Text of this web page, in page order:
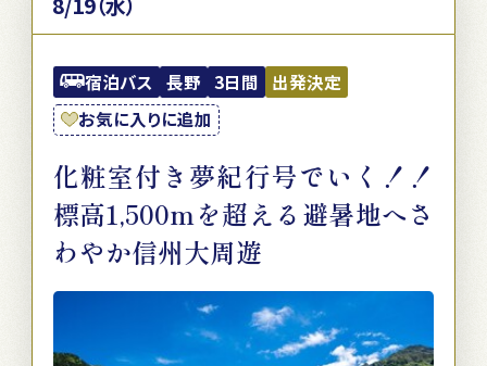
宿泊バス 長野 3日間
出発決定
お気に入りに追加
化粧室付き夢紀行号でいく！！
標高1,500mを超える避暑地へさ
わやか信州大周遊